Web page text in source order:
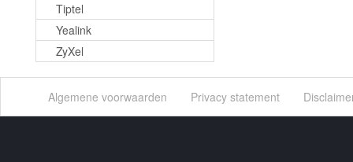
Tiptel
Yealink
ZyXel
Algemene voorwaarden Privacy statement